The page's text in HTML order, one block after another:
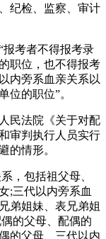
纪检、监察、审计
考者不得报考录
职位，也不得报考
内旁系血亲关系以
位的职位”。
民法院《关于对配
审判执行人员实行
的情形。
包括祖父母、
;三代以内旁系血
弟姐妹、表兄弟姐
的父母、配偶的
的父母、三代以内